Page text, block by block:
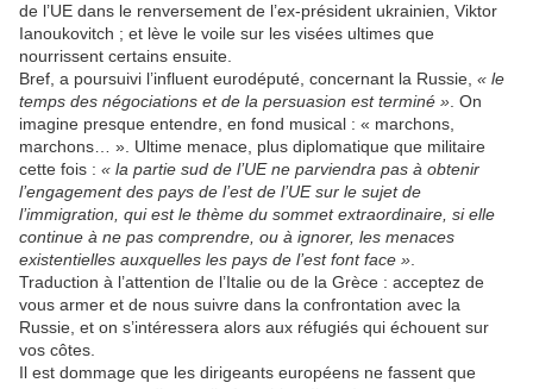
de l’UE dans le renversement de l’ex-président ukrainien, Viktor
Ianoukovitch ; et lève le voile sur les visées ultimes que
nourrissent certains ensuite.
Bref, a poursuivi l’influent eurodéputé, concernant la Russie, « le
temps des négociations et de la persuasion est terminé » . On
imagine presque entendre, en fond musical : « marchons,
marchons… ». Ultime menace, plus diplomatique que militaire
cette fois : « la partie sud de l’UE ne parviendra pas à obtenir
l’engagement des pays de l’est de l’UE sur le sujet de
l’immigration, qui est le thème du sommet extraordinaire, si elle
continue à ne pas comprendre, ou à ignorer, les menaces
existentielles auxquelles les pays de l’est font face »
Traduction à l’attention de l’Italie ou de la Grèce : acceptez de
vous armer et de nous suivre dans la confrontation avec la
Russie, et on s’intéressera alors aux réfugiés qui échouent sur
vos côtes.
Il est dommage que les dirigeants européens ne fassent que